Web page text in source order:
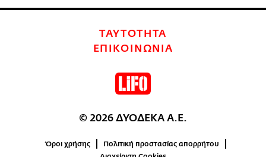
ΤΑΥΤΟΤΗΤΑ
ΕΠΙΚΟΙΝΩΝΙΑ
© 2026 ΔΥΟΔΕΚΑ Α.Ε.
Όροι χρήσης
Πολιτική προστασίας απορρήτου